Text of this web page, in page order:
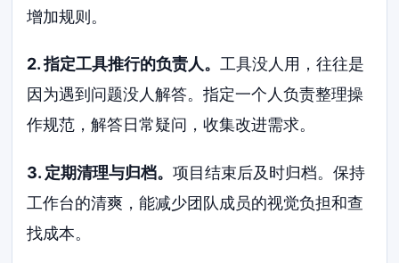
增加规则。
2. 指定工具推行的负责人。工具没人用，往往是
因为遇到问题没人解答。指定一个人负责整理操
作规范，解答日常疑问，收集改进需求。
3. 定期清理与归档。项目结束后及时归档。保持
工作台的清爽，能减少团队成员的视觉负担和查
找成本。